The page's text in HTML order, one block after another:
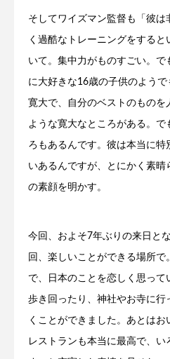
そしてワイズマン監督も「彼
く過酷なトレーニングをする
いて。集中力がものすごい。で
に大好きな16歳の子供のようで
寛大で、自分のベストのものを
ような寛大なところがある。で
ろもあるんです。彼は本当に
いあるんですが、とにかく素晴
の素顔を明かす。
今回、およそ7年ぶりの来日と
回、楽しいことができる場所
で、日本のことを恋しく思って
歩き回ったり、神社やお寺に行
くことができました。あとは
レストランも本当に最高で、い